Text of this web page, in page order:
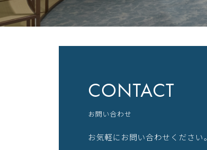
CONTACT
お問い合わせ
お気軽にお問い合わせください。